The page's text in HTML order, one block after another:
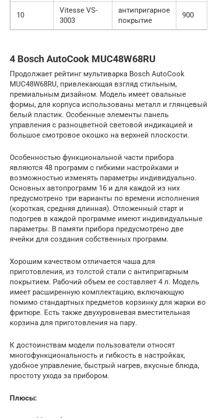
10
Vitesse VS-
3003
антипригарное
покрытие
900
4 Bosch AutoCook MUC48W68RU
Продолжает рейтинг мультиварка Bosch AutoCook
MUC48W68RU, привлекающая взгляд стильным,
премиальным дизайном. Модель имеет овальные
формы, для корпуса использованы металл и глянцевый
белый пластик. Особенные элементы панель
управления с разноцветной световой индикацией и
большое смотровое окошко на верхней плоскости.
Особенностью функциональной части прибора
являются 48 программ с гибкими настройками и
возможностью изменять параметры индивидуально.
Основных автопрограмм 16 и для каждой из них
предусмотрено три варианты по времени исполнения
(короткая, средняя длинная). Отложенный старт и
подогрев в каждой программе имеют индивидуальные
параметры. В памяти прибора предусмотрено две
ячейки для создания собственных программ.
Хорошим качеством отличается чаша для
приготовления, из толстой стали с антипригарным
покрытием. Рабочий объем ее составляет 4 л. Модель
имеет расширенную комплектацию, включающую
помимо стандартных предметов корзинку для жарки во
фритюре. Есть также двухуровневая вместительная
корзина для приготовления на пару.
К достоинствам модели пользователи относят
многофункциональность и гибкость в настройках,
удобное управление, быстрый нагрев, вкусные блюда,
простоту ухода за прибором.
Плюсы: